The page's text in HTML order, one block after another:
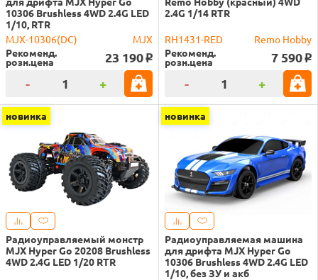
10306 Brushless 4WD 2.4G LED
1/10, RTR
MJX-10306(DC)
MJX
Рекоменд.
розн.цена 23 190 o
- +
2.4G 1/14 RTR
RH1431-RED
Remo Hobby
Рекоменд.
розн.цена 7 590 o
- +
новинка
Радиоуправляемый монстр
MJX Hyper Go 20208 Brushless
4WD 2.4G LED 1/20 RTR
новинка
Радиоуправляемая машина
для дрифта MJX Hyper Go
10306 Brushless 4WD 2.4G LED
1/10, без ЗУ и акб